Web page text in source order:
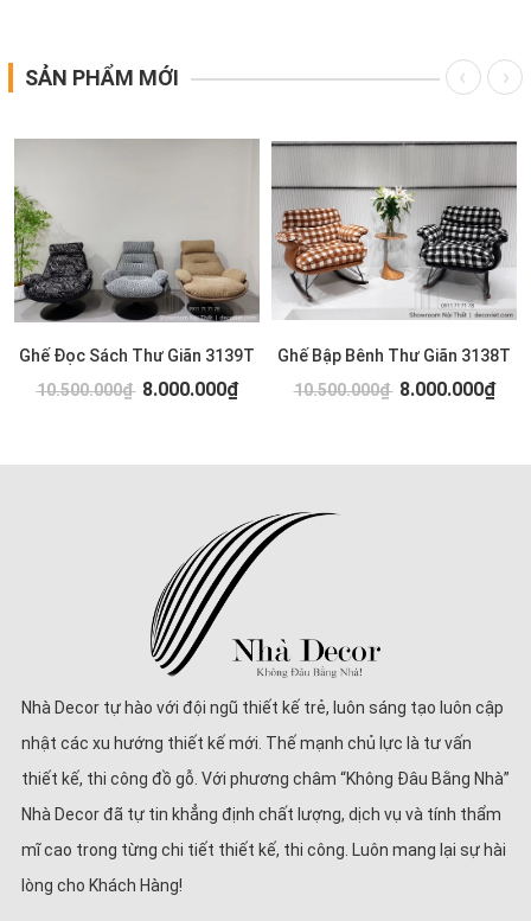
SẢN PHẨM MỚI
Ghế Đọc Sách Thư Giãn 3139T
10.500.000₫ 8.000.000₫
Ghế Bập Bênh Thư Giãn 3138T
10.500.000₫ 8.000.000₫
Nhà Decor tự hào với đội ngũ thiết kế trẻ, luôn sáng tạo luôn cập
nhật các xu hướng thiết kế mới. Thế mạnh chủ lực là tư vấn
thiết kế, thi công đồ gỗ. Với phương châm “Không Đâu Bằng Nhà”
Nhà Decor đã tự tin khẳng định chất lượng, dịch vụ và tính thẩm
mĩ cao trong từng chi tiết thiết kế, thi công. Luôn mang lại sự hài
lòng cho Khách Hàng!